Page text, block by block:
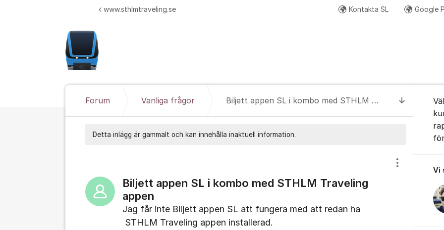
www.sthlmtraveling.se Kontakta SL Google
Till
Forum Vanliga frågor Biljett appen SL i kombo med STHLM Traveling appen
Detta inlägg är gammalt och kan innehålla inaktuell information.
Biljett appen SL i kombo med STHLM Traveling
appen
Visa/dölj
Jag får inte Biljett appen SL att fungera med att redan ha
STHLM Traveling appen installerad.
Vi